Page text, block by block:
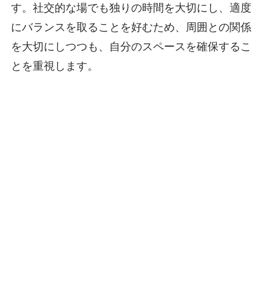
す。社交的な場でも独りの時間を大切にし、適度
にバランスを取ることを好むため、周囲との関係
を大切にしつつも、自分のスペースを確保するこ
とを重視します。